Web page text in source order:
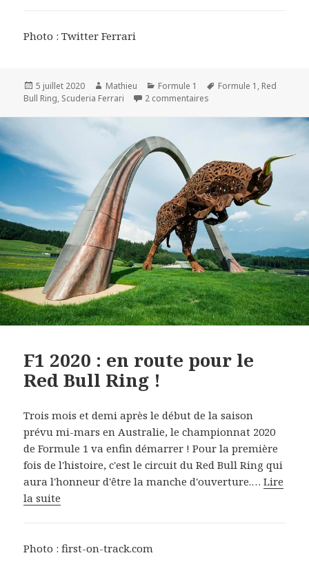
Photo : Twitter Ferrari
Publié
le
5 juillet 2020 Auteur
Mathieu Catégories
Formule 1
Mots-
Formule 1 , Red
Bull Ring, Scuderia Ferrari 2 commentaires
F1 2020 : en route pour le
Red Bull Ring !
Trois mois et demi après le début de la saison
prévu mi-mars en Australie, le championnat 2020
de Formule 1 va enfin démarrer ! Pour la première
fois de l'histoire, c'est le circuit du Red Bull Ring qui
aura l'honneur d'être la manche d'ouverture.…Lire
la suite
Photo : first-on-track.com